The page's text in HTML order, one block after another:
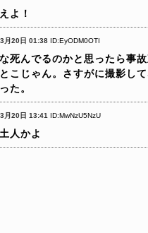
よ！
月20日 01:38 ID:EyODM0OTI
死んでるのかと思ったら事
こじゃん。さすがに撮影し
た。
月20日 13:41 ID:MwNzU5NzU
人かよ